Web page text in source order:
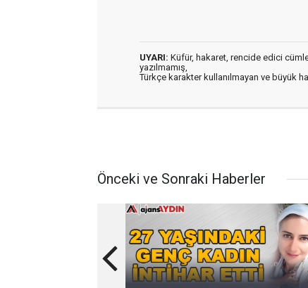
UYARI: Küfür, hakaret, rencide edici
yazılmamış,
Türkçe karakter kullanılmayan ve büyük
Önceki ve Sonraki Haberler